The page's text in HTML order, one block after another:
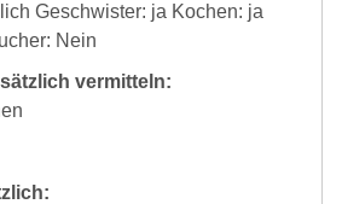
Geschwister: ja Kochen: ja
Nein
vermitteln: